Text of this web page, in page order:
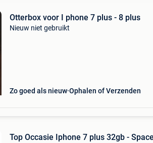
Otterbox voor I phone 7 plus - 8 plus
Nieuw niet gebruikt
Zo goed als nieuw Ophalen of Verzenden
Top Occasie Iphone 7 plus 32gb -